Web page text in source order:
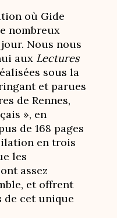
où Gide
nombreux
Nous nous
aux Lectures
sous la
et parues
de Rennes,
», en
de 168 pages
en trois
les
assez
et offrent
de cet unique